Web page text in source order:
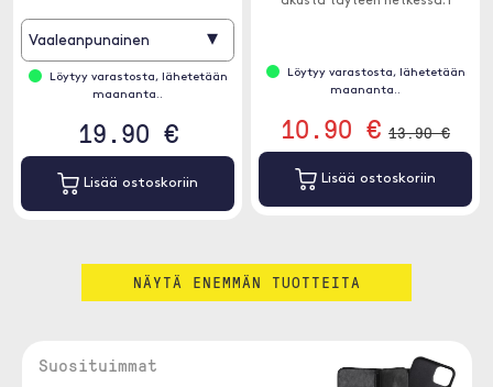
Vaaleanpunainen ▾
Löytyy varastosta, lähetetään
maananta..
19.90 €
Lisää ostoskoriin
Löytyy varastosta, lähetetään
maananta..
10.90 € 13.90 €
Lisää ostoskoriin
NÄYTÄ ENEMMÄN TUOTTEITA
Suosituimmat